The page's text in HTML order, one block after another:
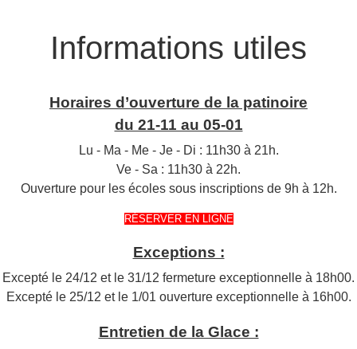
Informations utiles
Horaires d’ouverture de la patinoire
du 21-11 au 05-01
Lu - Ma - Me - Je - Di : 11h30 à 21h.
Ve - Sa : 11h30 à 22h.
Ouverture pour les écoles sous inscriptions de 9h à 12h.
RÉSERVER EN LIGNE
Exceptions :
Excepté le 24/12 et le 31/12 fermeture exceptionnelle à 18h00.
Excepté le 25/12 et le 1/01 ouverture exceptionnelle à 16h00.
Entretien de la Glace :